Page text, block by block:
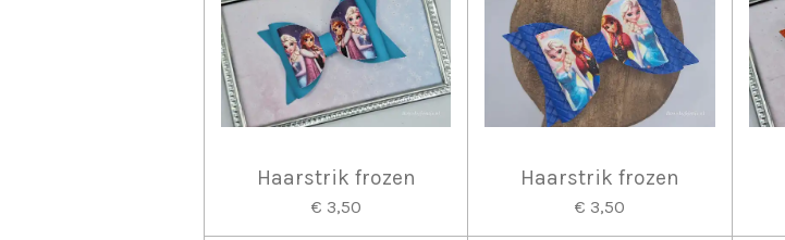
Haarstrik frozen
€ 3,50
Haarstrik frozen
€ 3,50